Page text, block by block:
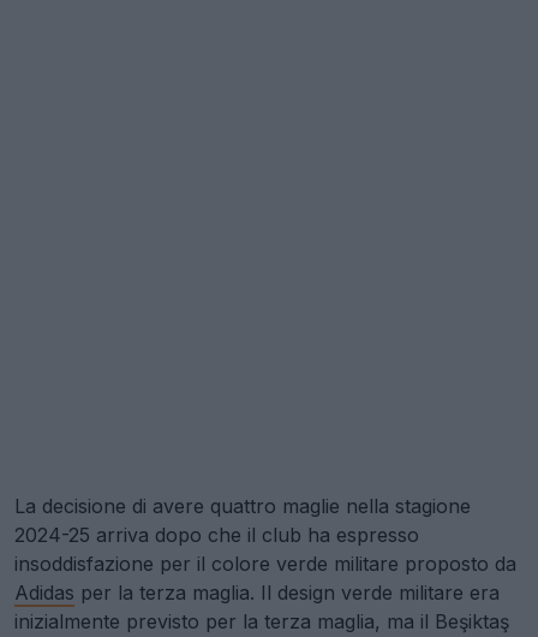
La decisione di avere quattro maglie nella stagione
2024-25 arriva dopo che il club ha espresso
insoddisfazione per il colore verde militare proposto da
Adidas per la terza maglia. Il design verde militare era
inizialmente previsto per la terza maglia, ma il Beşiktaş